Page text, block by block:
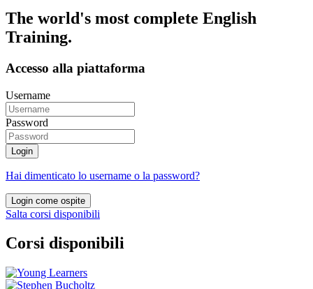
The world's most complete English
Training.
Accesso alla piattaforma
Username
Password
Login
Hai dimenticato lo username o la password?
Login come ospite
Salta corsi disponibili
Corsi disponibili